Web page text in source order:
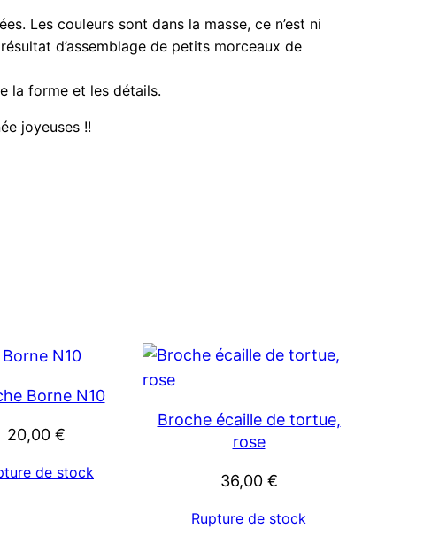
Les couleurs sont dans la masse, ce n’est ni
d’assemblage de petits morceaux de
la forme et les détails.
joyeuses !!
Borne N10
20,00 €
de stock
Broche écaille de tortue,
rose
36,00 €
Rupture de stock